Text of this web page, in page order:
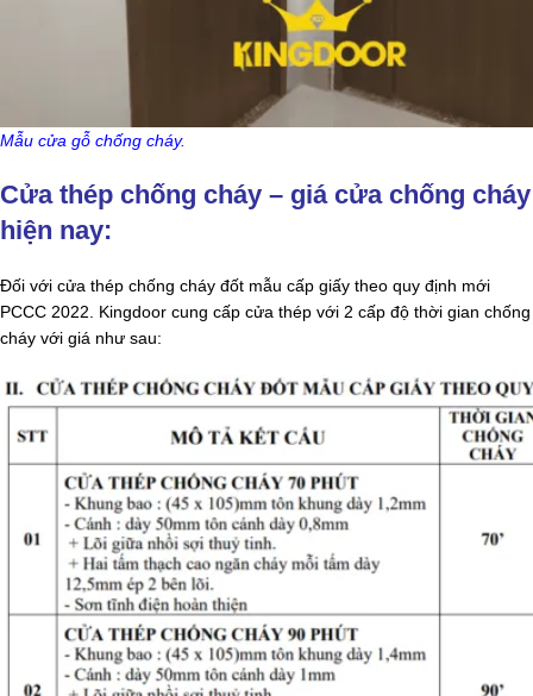
Mẫu cửa gỗ chống cháy.
Cửa thép chống cháy – giá cửa chống cháy
hiện nay:
Đối với cửa thép chống cháy đốt mẫu cấp giấy theo quy định mới
PCCC 2022. Kingdoor cung cấp cửa thép với 2 cấp độ thời gian chống
cháy với giá như sau: